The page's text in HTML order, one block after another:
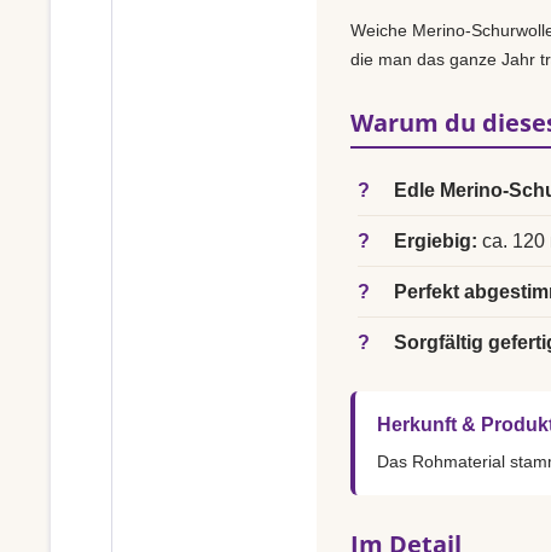
Weiche Merino-
die man das ganze Jahr
Warum du
? Edle Merino-
? Ergiebig: ca. 120
? Perfekt
? Sorgfältig
Herkunft &
Das Rohmaterial
Im Detail